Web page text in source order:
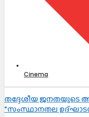
Cinema
തദ്ദേശീയ ജനതയുടെ
*സംസ്ഥാനതല